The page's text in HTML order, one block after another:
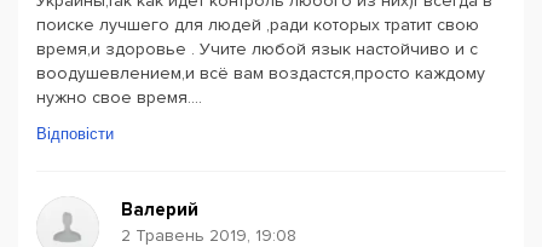
поиске лучшего для людей ,ради которых тратит свою
время,и здоровье . Учите любой язык настойчиво и с
воодушевлением,и всё вам воздастся,просто каждому
нужно свое время....
Відповісти
Валерий
2 Травень 2019, 19:08